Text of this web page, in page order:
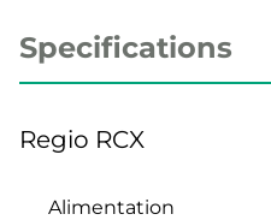
Specifications
Regio RCX
Alimentation